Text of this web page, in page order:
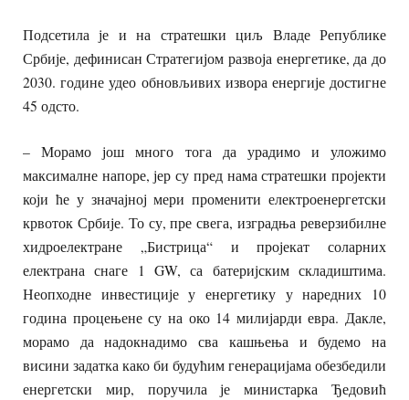
Подсетила је и на стратешки циљ Владе Републике
Србије, дефинисан Стратегијом развоја енергетике, да до
2030. године удео обновљивих извора енергије достигне
45 одсто.
– Морамо још много тога да урадимо и уложимо
максималне напоре, јер су пред нама стратешки пројекти
који ће у значајној мери променити електроенергетски
крвоток Србије. То су, пре свега, изградња реверзибилне
хидроелектране „Бистрица“ и пројекат соларних
електрана снаге 1 GW, са батеријским складиштима.
Неопходне инвестиције у енергетику у наредних 10
година процењене су на око 14 милијарди евра. Дакле,
морамо да надокнадимо сва кашњења и будемо на
висини задатка како би будућим генерацијама обезбедили
енергетски мир, поручила је министарка Ђедовић